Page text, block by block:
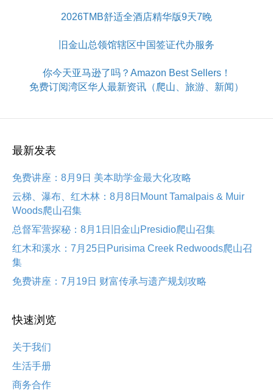
2026TMB舒适全酒店精华版9天7晚
旧金山总领馆辖区中国签证代办服务
你今天亚马逊了吗？Amazon Best Sellers！
免费订阅湾区华人最新资讯（爬山、旅游、新闻）
最新发表
免费讲座：8月9日 美本助学金最大化攻略
云梯、瀑布、红木林：8月8日Mount Tamalpais & Muir
Woods爬山召集
总督军营探秘：8月1日旧金山Presidio爬山召集
红木和溪水：7月25日Purisima Creek Redwoods爬山召
集
免费讲座：7月19日 财富传承与遗产规划攻略
快速浏览
关于我们
生活手册
商务合作